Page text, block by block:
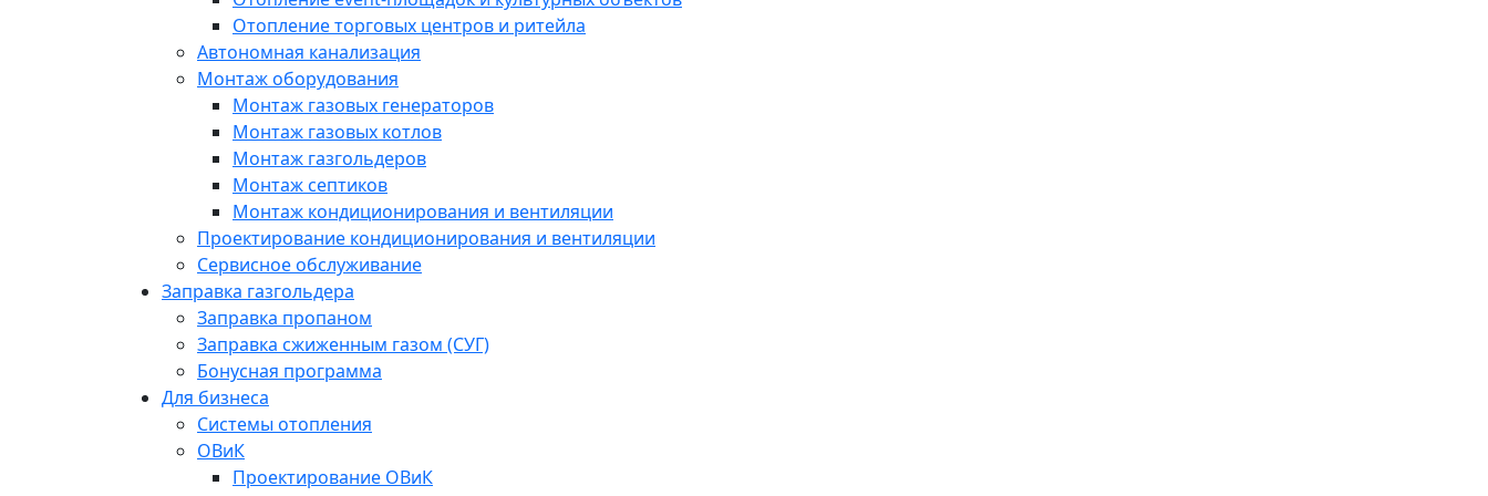
Отопление торговых центров и ритейла
Автономная канализация
Монтаж оборудования
Монтаж газовых генераторов
Монтаж газовых котлов
Монтаж газгольдеров
Монтаж септиков
Монтаж кондиционирования и вентиляции
Проектирование кондиционирования и вентиляции
Сервисное обслуживание
Заправка газгольдера
Заправка пропаном
Заправка сжиженным газом (СУГ)
Бонусная программа
Для бизнеса
Системы отопления
ОВиК
Проектирование ОВиК